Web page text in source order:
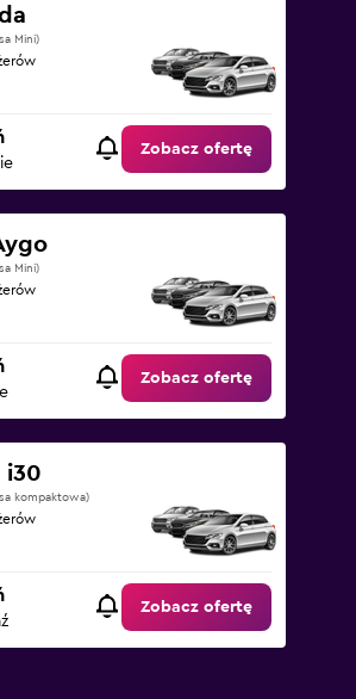
Mini)
Zobacz ofertę
Mini)
Zobacz ofertę
i30
kompaktowa)
Zobacz ofertę